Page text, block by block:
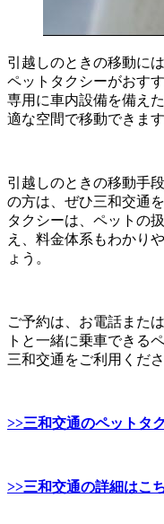
引越しのときの移動に
ペットタクシーがおす
専用に車内設備を備え
適な空間で移動できます
引越しのときの移動手
の方は、ぜひ三和交通
タクシーは、ペットの
え、料金体系もわかり
ょう。
ご予約は、お電話また
トと一緒に乗車できる
三和交通をご利用くださ
>>三和交通のペットタ
>>三和交通の詳細はこ